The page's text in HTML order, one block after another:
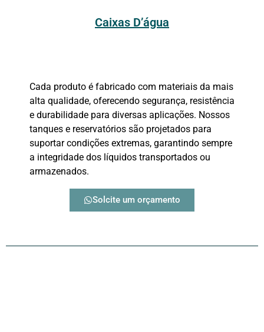
Caixas D’água
Cada produto é fabricado com materiais da mais
alta qualidade, oferecendo segurança, resistência
e durabilidade para diversas aplicações. Nossos
tanques e reservatórios são projetados para
suportar condições extremas, garantindo sempre
a integridade dos líquidos transportados ou
armazenados.
Solcite um orçamento